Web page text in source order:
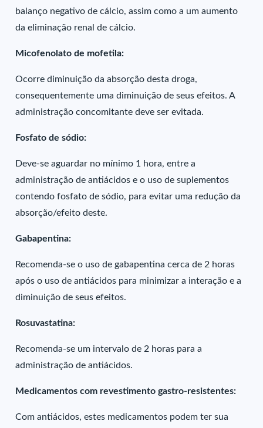
balanço negativo de cálcio, assim como a um aumento
da eliminação renal de cálcio.
Micofenolato de mofetila:
Ocorre diminuição da absorção desta droga,
consequentemente uma diminuição de seus efeitos. A
administração concomitante deve ser evitada.
Fosfato de sódio:
Deve-se aguardar no mínimo 1 hora, entre a
administração de antiácidos e o uso de suplementos
contendo fosfato de sódio, para evitar uma redução da
absorção/efeito deste.
Gabapentina:
Recomenda-se o uso de gabapentina cerca de 2 horas
após o uso de antiácidos para minimizar a interação e a
diminuição de seus efeitos.
Rosuvastatina:
Recomenda-se um intervalo de 2 horas para a
administração de antiácidos.
Medicamentos com revestimento gastro-resistentes:
Com antiácidos, estes medicamentos podem ter sua